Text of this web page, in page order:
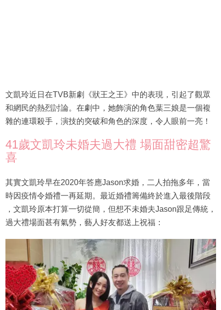
文凱玲近日在TVB新劇《狀王之王》中的表現，引起了觀眾
和網民的熱烈討論。在劇中，她飾演的角色葉三娘是一個複
雜的連環殺手，演技的突破和角色的深度，令人眼前一亮！
41歲文凱玲未婚夫過大禮 場面甜密超驚
喜
其實文凱玲早在2020年答應Jason求婚，二人拍拖多年，當
時因疫情令婚禮一再延期。最近婚禮籌備終於進入最後階段
，文凱玲原本打算一切從簡，但想不未婚夫Jason跟足傳統，
過大禮場面甚有氣勢，藝人好友都送上祝福：